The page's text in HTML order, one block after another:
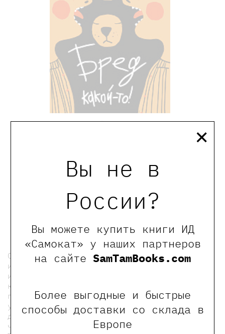
Вы не в
России?
Вы можете купить книги ИД
«Самокат» у наших партнеров
на сайте SamTamBooks.com
Более выгодные и быстрые
способы доставки со склада в
Европе
×
Кёйпер Шурд
Салли Мо не думала, что невероятная
история, которая живёт в её голове –
история любви. Эта девочка не очень хочет
коммуницировать с реальным миром, ей там
плохо. Она до такой степени хотела бы
укрыться в своём мире, что тут явно нужен
доктор. А доктор Блум наверняка понял,
что имеет дело с будущей писательницей.